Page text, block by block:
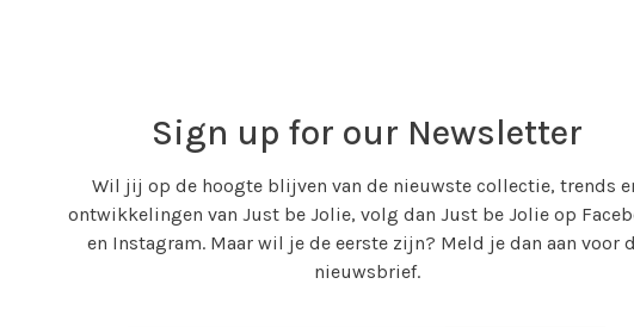
Sign up for our Newsletter
Wil jij op de hoogte blijven van de nieuwste collectie, trends
ontwikkelingen van Just be Jolie, volg dan Just be Jolie op
en Instagram. Maar wil je de eerste zijn? Meld je dan aan voor
nieuwsbrief.